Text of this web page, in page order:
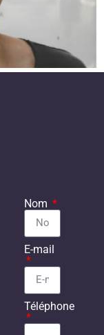
Nom
E-mail
Téléphone